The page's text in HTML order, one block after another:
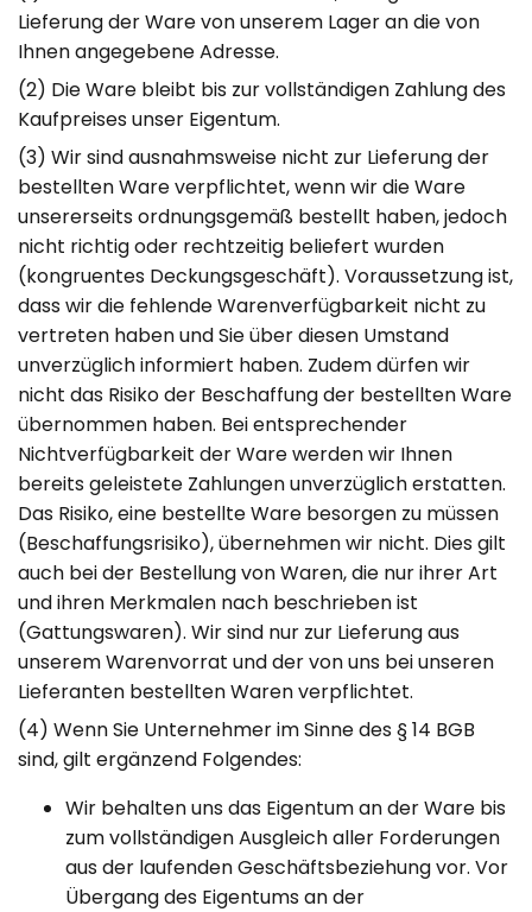
Lieferung der Ware von unserem Lager an die von
Ihnen angegebene Adresse.
(2) Die Ware bleibt bis zur vollständigen Zahlung des
Kaufpreises unser Eigentum.
(3) Wir sind ausnahmsweise nicht zur Lieferung der
bestellten Ware verpflichtet, wenn wir die Ware
unsererseits ordnungsgemäß bestellt haben, jedoch
nicht richtig oder rechtzeitig beliefert wurden
(kongruentes Deckungsgeschäft). Voraussetzung ist,
dass wir die fehlende Warenverfügbarkeit nicht zu
vertreten haben und Sie über diesen Umstand
unverzüglich informiert haben. Zudem dürfen wir
nicht das Risiko der Beschaffung der bestellten Ware
übernommen haben. Bei entsprechender
Nichtverfügbarkeit der Ware werden wir Ihnen
bereits geleistete Zahlungen unverzüglich erstatten.
Das Risiko, eine bestellte Ware besorgen zu müssen
(Beschaffungsrisiko), übernehmen wir nicht. Dies gilt
auch bei der Bestellung von Waren, die nur ihrer Art
und ihren Merkmalen nach beschrieben ist
(Gattungswaren). Wir sind nur zur Lieferung aus
unserem Warenvorrat und der von uns bei unseren
Lieferanten bestellten Waren verpflichtet.
(4) Wenn Sie Unternehmer im Sinne des § 14 BGB
sind, gilt ergänzend Folgendes:
Wir behalten uns das Eigentum an der Ware bis
zum vollständigen Ausgleich aller Forderungen
aus der laufenden Geschäftsbeziehung vor. Vor
Übergang des Eigentums an der